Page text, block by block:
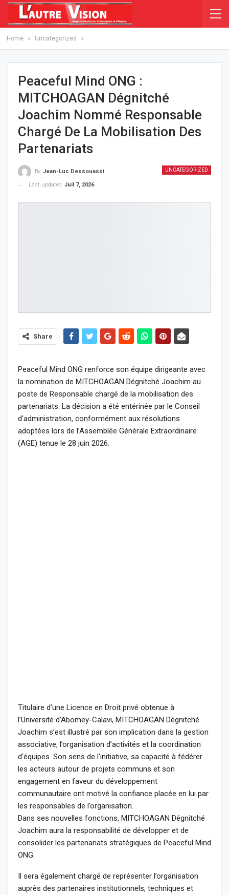
Home Uncategorized
Peaceful Mind ONG :
MITCHOAGAN Dégnitché
Joachim Nommé Responsable
Chargé De La Mobilisation Des
Partenariats
UNCATEGORIZED
By Jean-Luc Dessouassi
Last updated Juil 7, 2026
Share
Peaceful Mind ONG renforce son équipe dirigeante avec
la nomination de MITCHOAGAN Dégnitché Joachim au
poste de Responsable chargé de la mobilisation des
partenariats. La décision a été entérinée par le Conseil
d’administration, conformément aux résolutions
adoptées lors de l’Assemblée Générale Extraordinaire
(AGE) tenue le 28 juin 2026.
Titulaire d’une Licence en Droit privé obtenue à
l’Université d’Abomey-Calavi, MITCHOAGAN Dégnitché
Joachim s’est illustré par son implication dans la gestion
associative, l’organisation d’activités et la coordination
d’équipes. Son sens de l’initiative, sa capacité à fédérer
les acteurs autour de projets communs et son
engagement en faveur du développement
communautaire ont motivé la confiance placée en lui par
les responsables de l’organisation.
Dans ses nouvelles fonctions, MITCHOAGAN Dégnitché
Joachim aura la responsabilité de développer et de
consolider les partenariats stratégiques de Peaceful Mind
ONG.
Il sera également chargé de représenter l’organisation
auprès des partenaires institutionnels, techniques et